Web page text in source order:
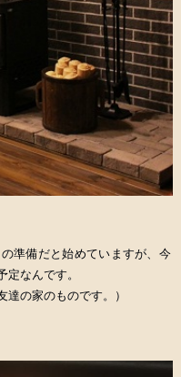
準備だと始めていますが、今
なんです。
達の家のものです。）